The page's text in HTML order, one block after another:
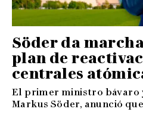
Söder da
plan de
centrales
El primer ministro bávaro
Markus Söder, anunció